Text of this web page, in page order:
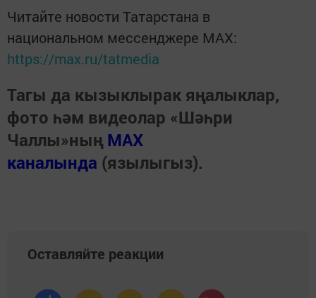
Читайте новости Татарстана в
национальном мессенджере MАХ:
https://max.ru/tatmedia
Тагы да кызыклырак яңалыклар,
фото һәм видеолар «Шәһри
Чаллы»ның MAX
каналында (язылыгыз).
Оставляйте реакции